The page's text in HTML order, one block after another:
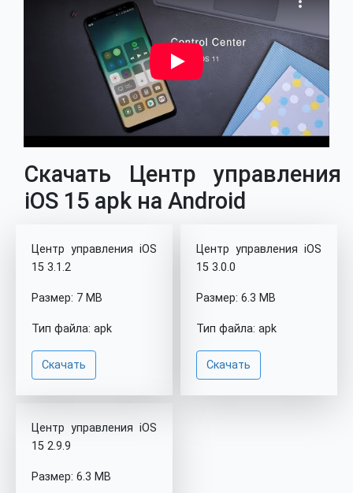
Скачать Центр управления
iOS 15 apk на Android
Центр управления iOS
15 3.1.2
Размер: 7 MB
Тип файла: apk
Скачать
Центр управления iOS
15 3.0.0
Размер: 6.3 MB
Тип файла: apk
Скачать
Центр управления iOS
15 2.9.9
Размер: 6.3 MB